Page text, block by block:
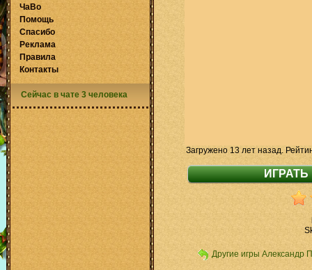
Загружено 13 лет назад.
Другие игры Александр
ЧаВо
Помощь
Спасибо
Реклама
Правила
Контакты
Сейчас в чате 3 человека